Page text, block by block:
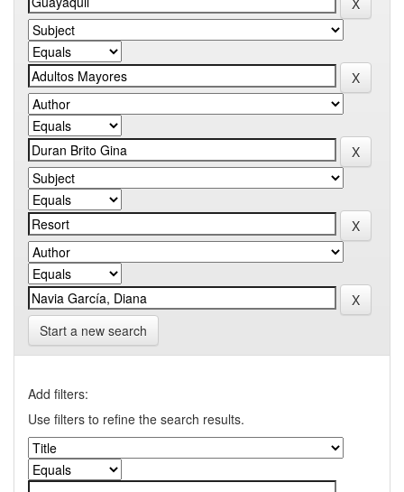
Start a new search
Add filters:
Use filters to refine the search results.